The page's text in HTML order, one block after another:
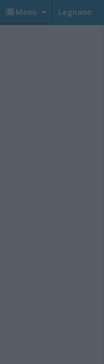
Menù Legnano